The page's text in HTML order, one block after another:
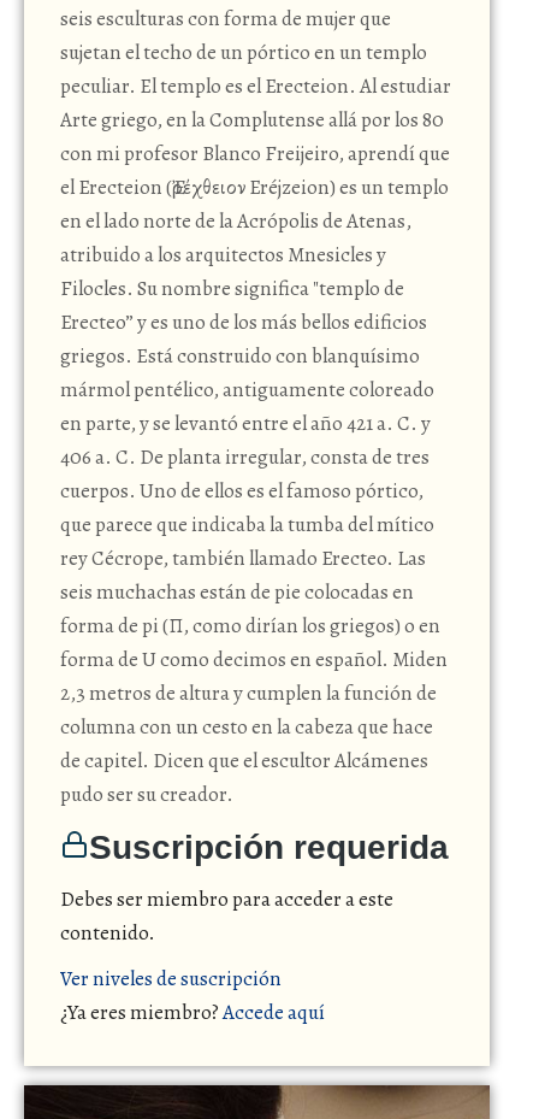
seis esculturas con forma de mujer que
sujetan el techo de un pórtico en un templo
peculiar. El templo es el Erecteion. Al estudiar
Arte griego, en la Complutense allá por los 80
con mi profesor Blanco Freijeiro, aprendí que
el Erecteion (Ἐρέχθειον Eréjzeion) es un templo
en el lado norte de la Acrópolis de Atenas,
atribuido a los arquitectos Mnesicles y
Filocles. Su nombre significa "templo de
Erecteo” y es uno de los más bellos edificios
griegos. Está construido con blanquísimo
mármol pentélico, antiguamente coloreado
en parte, y se levantó entre el año 421 a. C. y
406 a. C. De planta irregular, consta de tres
cuerpos. Uno de ellos es el famoso pórtico,
que parece que indicaba la tumba del mítico
rey Cécrope, también llamado Erecteo. Las
seis muchachas están de pie colocadas en
forma de pi (Π, como dirían los griegos) o en
forma de U como decimos en español. Miden
2,3 metros de altura y cumplen la función de
columna con un cesto en la cabeza que hace
de capitel. Dicen que el escultor Alcámenes
pudo ser su creador.
Suscripción requerida
Debes ser miembro para acceder a este
contenido.
Ver niveles de suscripción
¿Ya eres miembro?Accede aquí